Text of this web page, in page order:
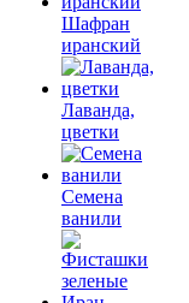
Шафран
иранский
Лаванда,
цветки
Семена
ванили